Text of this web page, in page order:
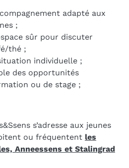
adapté aux
;
sûr pour discuter
thé ;
individuelle ;
des opportunités
ou de stage ;
s’adresse aux jeunes
ou fréquentent les
Anneessens et Stalingrad